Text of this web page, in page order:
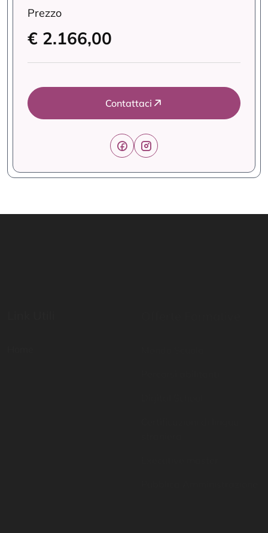
Prezzo
€ 2.166,00
Contattaci